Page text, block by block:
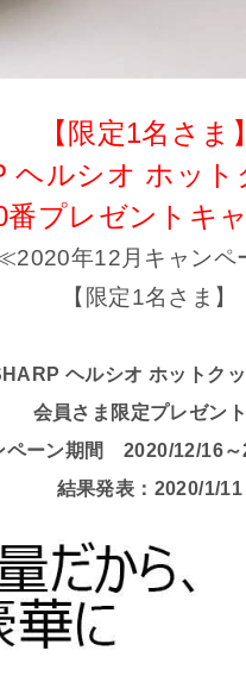
【限定1名さま】
ヘルシオ ホット
番プレゼントキ
年12月キャン
【限定1名さま】
ヘルシオ ホットク
会員さま限定プレゼント
ーン期間 2020/12/16～
結果発表：2020/1/11